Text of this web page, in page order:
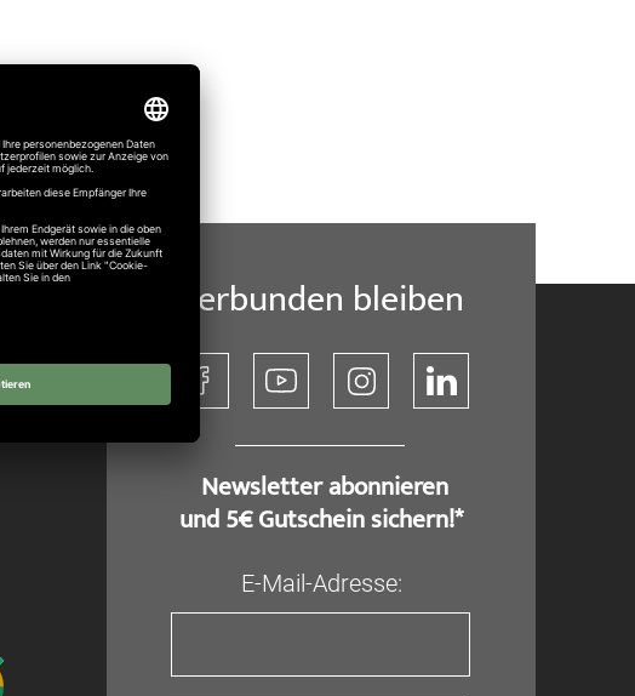
0 , info@sommer.eu
Verbunden bleiben
​ Newsletter abonnieren
und 5€ Gutschein sichern!*
E-Mail-Adresse: